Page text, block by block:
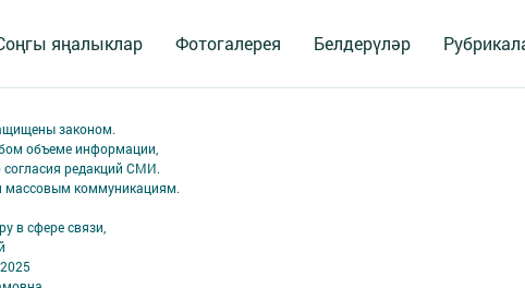
яңалыклар Фотогалерея Белдерүләр
законом.
объеме информации,
редакций СМИ.
массовым коммуникациям.
в сфере связи,